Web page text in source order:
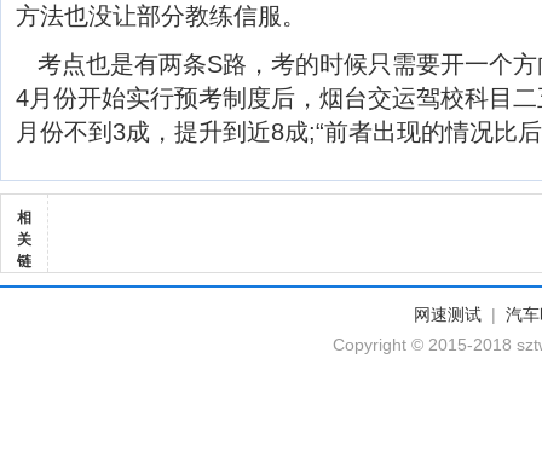
方法也没让部分教练信服。
考点也是有两条S路，考的时候只需要开一个
4月份开始实行预考制度后，烟台交运驾校科目
月份不到3成，提升到近8成;“前者出现的情况比
相
关
链
网速测试 | 汽
Copyright © 2015-2018